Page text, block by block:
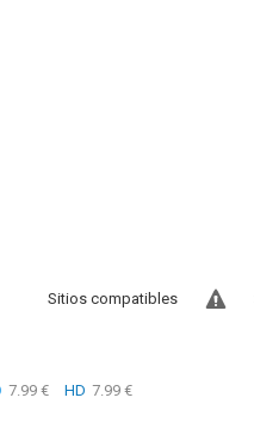
Sitios compatibles
7.99 € HD 7.99 €